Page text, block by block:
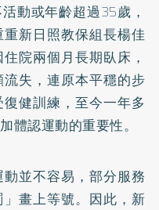
動或年齡超過35歲，
新日照教保組長楊佳
院兩個月長期臥床，
失，連原本平穩的步
健訓練，至今一年多
體認運動的重要性。
並不容易，部分服務
畫上等號。因此，新